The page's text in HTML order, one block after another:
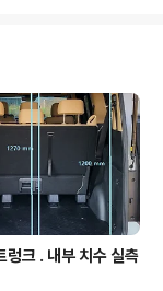
렁크 . 내부 치수 실측